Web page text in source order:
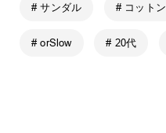
# サンダル # コットン
# orSlow # 20代